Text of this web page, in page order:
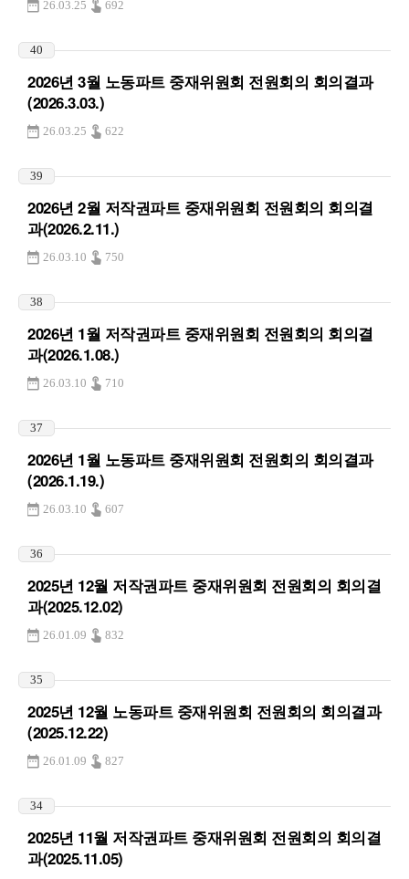
26.03.25 692
40
2026년 3월 노동파트 중재위원회 전원회의 회의결과
(2026.3.03.)
26.03.25 622
39
2026년 2월 저작권파트 중재위원회 전원회의 회의결
과(2026.2.11.)
26.03.10 750
38
2026년 1월 저작권파트 중재위원회 전원회의 회의결
과(2026.1.08.)
26.03.10 710
37
2026년 1월 노동파트 중재위원회 전원회의 회의결과
(2026.1.19.)
26.03.10 607
36
2025년 12월 저작권파트 중재위원회 전원회의 회의결
과(2025.12.02)
26.01.09 832
35
2025년 12월 노동파트 중재위원회 전원회의 회의결과
(2025.12.22)
26.01.09 827
34
2025년 11월 저작권파트 중재위원회 전원회의 회의결
과(2025.11.05)